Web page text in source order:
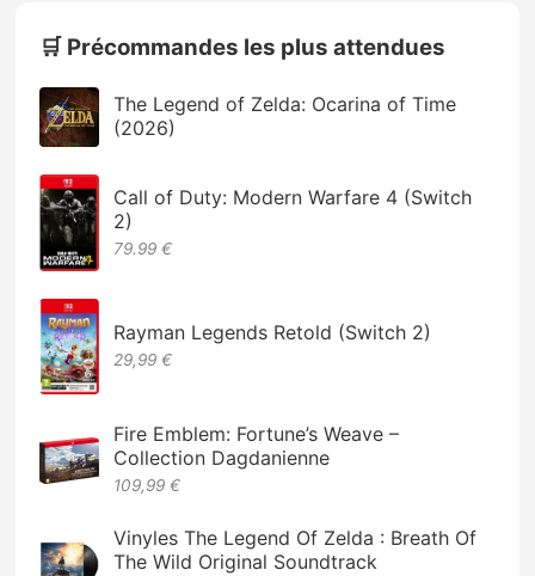
🛒 Précommandes les plus attendues
The Legend of Zelda: Ocarina of Time
(2026)
Call of Duty: Modern Warfare 4 (Switch
2)
79.99 €
Rayman Legends Retold (Switch 2)
29,99 €
Fire Emblem: Fortune’s Weave –
Collection Dagdanienne
109,99 €
Vinyles The Legend Of Zelda : Breath Of
The Wild Original Soundtrack